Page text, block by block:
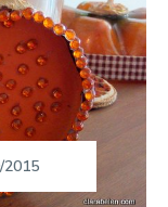
2015